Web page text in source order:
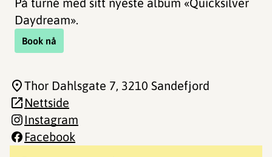
Daydream».
Book nå
Thor Dahlsgate 7, 3210 Sandefjord
Nettside
Instagram
Facebook